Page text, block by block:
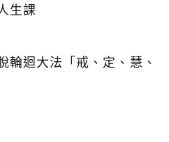
生課
輪迴大法「戒、定、慧、